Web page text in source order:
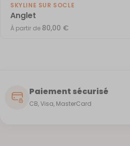
SKYLINE SUR SOCLE
Anglet
À partir de 80,00 €
Paiement sécurisé
CB, Visa, MasterCard